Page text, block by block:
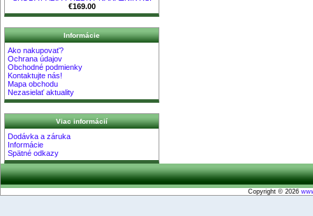
€169.00
Informácie
Ako nakupovať?
Ochrana údajov
Obchodné podmienky
Kontaktujte nás!
Mapa obchodu
Nezasielať aktuality
Viac informácií
Dodávka a záruka
Informácie
Spätné odkazy
Copyright © 2026